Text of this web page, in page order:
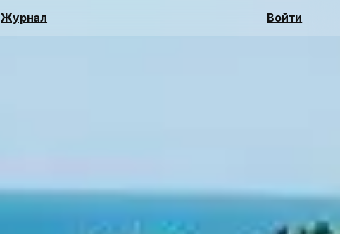
Журнал Войти